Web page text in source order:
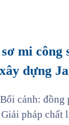
mi công
dựng
cảnh: đồng
pháp chất